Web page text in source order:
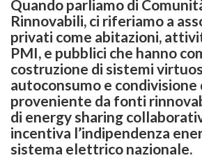
Quando parliamo di
Rinnovabili, ci riferiamo a
privati come abitazioni,
PMI, e pubblici che hanno
costruzione di sistemi
autoconsumo e condivisione
proveniente da fonti
di energy sharing
incentiva l’indipendenza
sistema elettrico nazionale.